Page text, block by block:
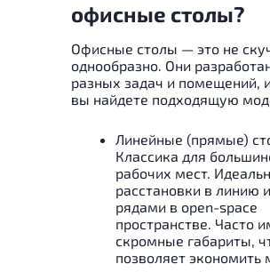
офисные столы?
Офисные столы — это не
однообразно. Они
разных задач и помещений,
вы найдете подходящую
Линейные (прямые)
Классика для
рабочих мест.
расстановки в линию
рядами в open-space
пространстве. Часто
скромные габариты,
позволяет экономить